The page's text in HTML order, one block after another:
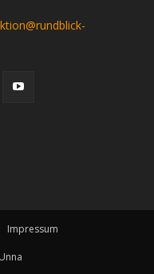
Impressum